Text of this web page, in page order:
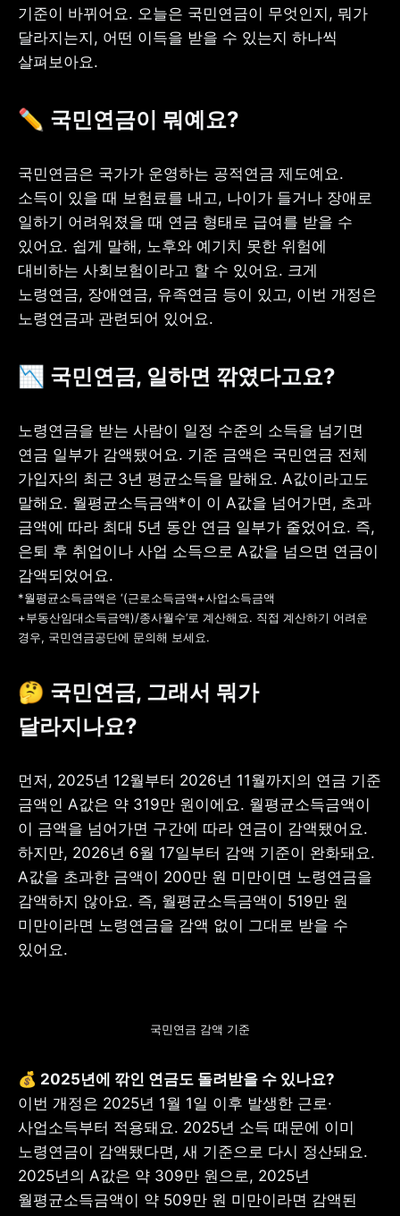
채널
기준이 바뀌어요. 오늘은 국민연금이 무엇인지, 뭐가
달라지는지, 어떤 이득을 받을 수 있는지 하나씩
살펴보아요.
✏️ 국민연금이 뭐예요?
국민연금은 국가가 운영하는 공적연금 제도예요.
소득이 있을 때 보험료를 내고, 나이가 들거나 장애로
일하기 어려워졌을 때 연금 형태로 급여를 받을 수
있어요. 쉽게 말해, 노후와 예기치 못한 위험에
대비하는 사회보험이라고 할 수 있어요. 크게
노령연금, 장애연금, 유족연금 등이 있고, 이번 개정은
노령연금과 관련되어 있어요.
📉 국민연금, 일하면 깎였다고요?
노령연금을 받는 사람이 일정 수준의 소득을 넘기면
연금 일부가 감액됐어요. 기준 금액은 국민연금 전체
가입자의 최근 3년 평균소득을 말해요. A값이라고도
말해요. 월평균소득금액*이 이 A값을 넘어가면, 초과
금액에 따라 최대 5년 동안 연금 일부가 줄었어요. 즉,
은퇴 후 취업이나 사업 소득으로 A값을 넘으면 연금이
*월평균소득금액은 ‘(근로소득금액+사업소득금액
+부동산임대소득금액)/종사월수’로 계산해요. 직접 계산하기 어려운
경우, 국민연금공단에 문의해 보세요.
🤔 국민연금, 그래서 뭐가
달라지나요?
먼저, 2025년 12월부터 2026년 11월까지의 연금 기준
금액인 A값은 약 319만 원이에요. 월평균소득금액이
이 금액을 넘어가면 구간에 따라 연금이 감액됐어요.
하지만, 2026년 6월 17일부터 감액 기준이 완화돼요.
A값을 초과한 금액이 200만 원 미만이면 노령연금을
감액하지 않아요. 즉, 월평균소득금액이 519만 원
미만이라면 노령연금을 감액 없이 그대로 받을 수
있어요.
국민연금 감액 기준
이번 개정은 2025년 1월 1일 이후 발생한 근로·
사업소득부터 적용돼요. 2025년 소득 때문에 이미
노령연금이 감액됐다면, 새 기준으로 다시 정산돼요.
2025년의 A값은 약 309만 원으로, 2025년
월평균소득금액이 약 509만 원 미만이라면 감액된